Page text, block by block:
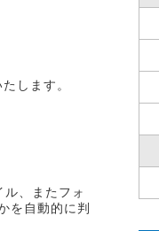
します。
、またフォ
を自動的に判